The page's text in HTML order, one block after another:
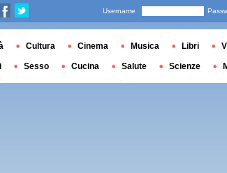
Username
Cultura Cinema Musica Libri
Sesso Cucina Salute Scienze